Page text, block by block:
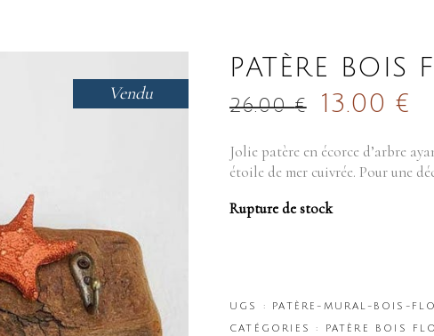
Vendu
PATÈRE BOIS
26.00€ 13.00€
Jolie patère en écorce d’arbre
étoile de mer cuivrée. Pour une
Rupture de stock
UGS : PATÈRE-MURAL-BOIS-
CATÉGORIES : PATÈRE BOIS